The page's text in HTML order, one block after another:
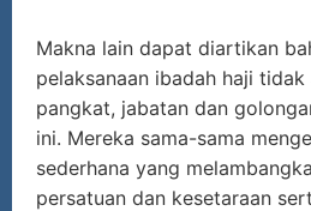
Makna lain dapat diartikan
pelaksanaan ibadah haji
pangkat, jabatan dan
ini. Mereka sama-sama
sederhana yang
persatuan dan kesetaraan